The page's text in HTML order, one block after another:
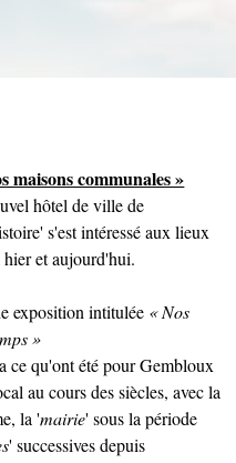
maisons communales »
hôtel de ville de
s'est intéressé aux lieux
et aujourd'hui.
exposition intitulée « Nos
»
ce qu'ont été pour Gembloux
au cours des siècles, avec la
la 'mairie' sous la période
' successives depuis